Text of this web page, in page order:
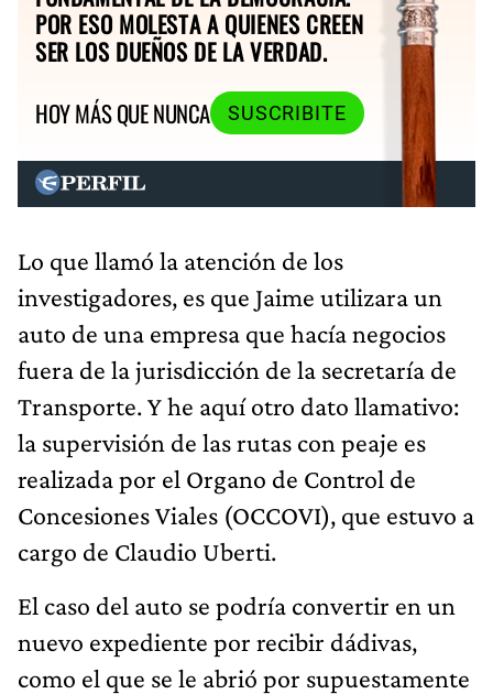
POR ESO MOLESTA A QUIENES CREEN
SER LOS DUEÑOS DE LA VERDAD.
HOY MÁS QUE NUNCA
SUSCRIBITE
Lo que llamó la atención de los
investigadores, es que Jaime utilizara un
auto de una empresa que hacía negocios
fuera de la jurisdicción de la secretaría de
Transporte. Y he aquí otro dato llamativo:
la supervisión de las rutas con peaje es
realizada por el Organo de Control de
Concesiones Viales (OCCOVI), que estuvo a
cargo de Claudio Uberti.
El caso del auto se podría convertir en un
nuevo expediente por recibir dádivas,
como el que se le abrió por supuestamente